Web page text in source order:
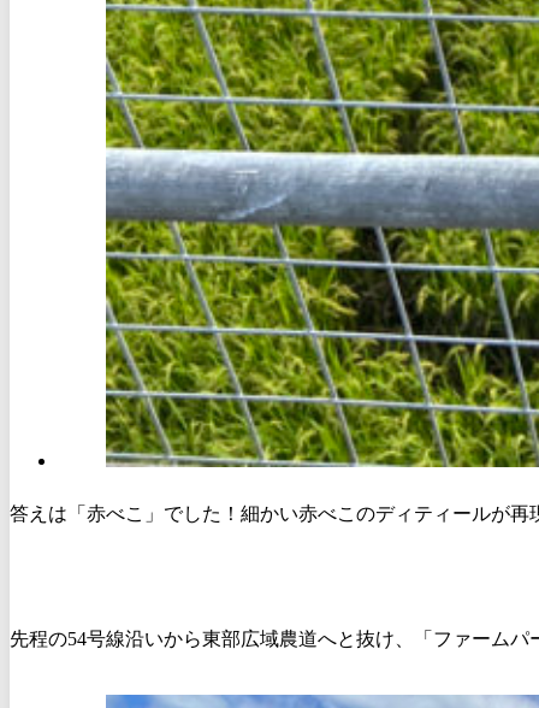
答えは「赤べこ」でした！細かい赤べこのディティールが
先程の54号線沿いから東部広域農道へと抜け、「ファーム